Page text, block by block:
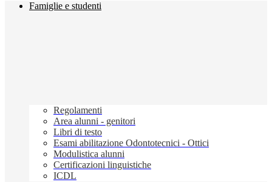
Famiglie e studenti
Regolamenti
Area alunni - genitori
Libri di testo
Esami abilitazione Odontotecnici - Ottici
Modulistica alunni
Certificazioni linguistiche
ICDL